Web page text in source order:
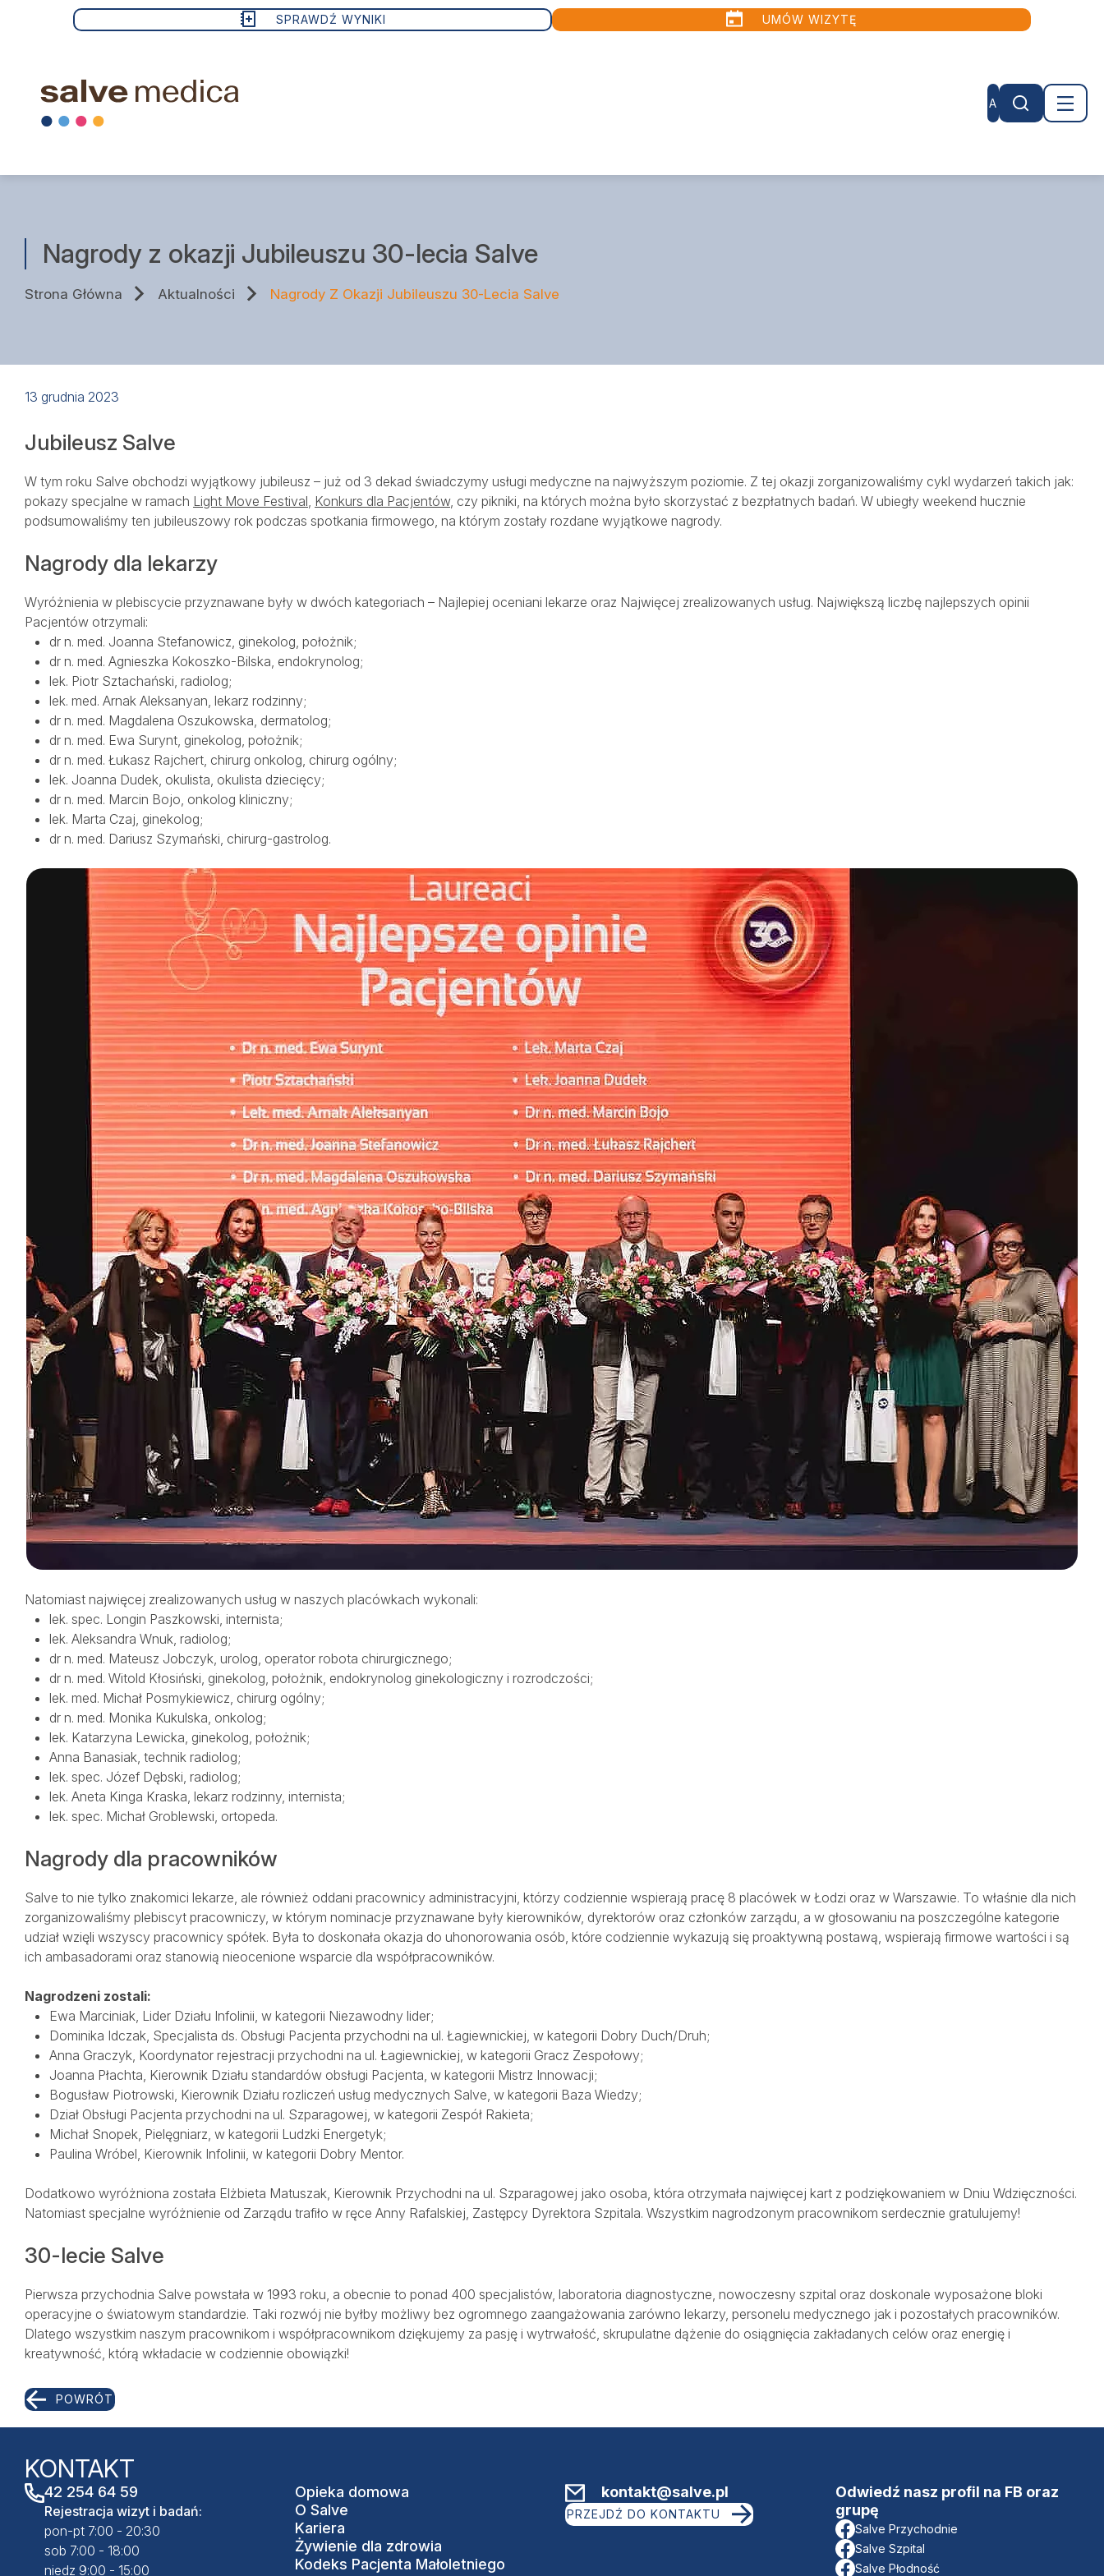
SPRAWDŹ WYNIKI UMÓW WIZYTĘ
A
Szpital
Porody
Dla firm
Przychodnie
Kontakt
SALVE MEDICA ŁÓDŹ
SALVE MEDICA WARSZAWA
Nagrody z okazji Jubileuszu 30-lecia Salve
Strona Główna Aktualności Nagrody Z Okazji Jubileuszu 30-Lecia Salve
13 grudnia 2023
Jubileusz Salve
W tym roku Salve obchodzi wyjątkowy jubileusz – już od 3 dekad świadczymy usługi medyczne na najwyższym poziomie. Z tej okazji zorganizowaliśmy cykl wydarzeń takich jak:
pokazy specjalne w ramach Light Move Festival, Konkurs dla Pacjentów, czy pikniki, na których można było skorzystać z bezpłatnych badań. W ubiegły weekend hucznie
podsumowaliśmy ten jubileuszowy rok podczas spotkania firmowego, na którym zostały rozdane wyjątkowe nagrody.
Nagrody dla lekarzy
Wyróżnienia w plebiscycie przyznawane były w dwóch kategoriach – Najlepiej oceniani lekarze oraz Najwięcej zrealizowanych usług. Największą liczbę najlepszych opinii
Pacjentów otrzymali:
dr n. med. Joanna Stefanowicz, ginekolog, położnik;
dr n. med. Agnieszka Kokoszko-Bilska, endokrynolog;
lek. Piotr Sztachański, radiolog;
lek. med. Arnak Aleksanyan, lekarz rodzinny;
dr n. med. Magdalena Oszukowska, dermatolog;
dr n. med. Ewa Surynt, ginekolog, położnik;
dr n. med. Łukasz Rajchert, chirurg onkolog, chirurg ogólny;
lek. Joanna Dudek, okulista, okulista dziecięcy;
dr n. med. Marcin Bojo, onkolog kliniczny;
lek. Marta Czaj, ginekolog;
dr n. med. Dariusz Szymański, chirurg-gastrolog.
Natomiast najwięcej zrealizowanych usług w naszych placówkach wykonali:
lek. spec. Longin Paszkowski, internista;
lek. Aleksandra Wnuk, radiolog;
dr n. med. Mateusz Jobczyk, urolog, operator robota chirurgicznego;
dr n. med. Witold Kłosiński, ginekolog, położnik, endokrynolog ginekologiczny i rozrodczości;
lek. med. Michał Posmykiewicz, chirurg ogólny;
dr n. med. Monika Kukulska, onkolog;
lek. Katarzyna Lewicka, ginekolog, położnik;
Anna Banasiak, technik radiolog;
lek. spec. Józef Dębski, radiolog;
lek. Aneta Kinga Kraska, lekarz rodzinny, internista;
lek. spec. Michał Groblewski, ortopeda.
Nagrody dla pracowników
Salve to nie tylko znakomici lekarze, ale również oddani pracownicy administracyjni, którzy codziennie wspierają pracę 8 placówek w Łodzi oraz w Warszawie. To właśnie dla nich
zorganizowaliśmy plebiscyt pracowniczy, w którym nominacje przyznawane były kierowników, dyrektorów oraz członków zarządu, a w głosowaniu na poszczególne kategorie
udział wzięli wszyscy pracownicy spółek. Była to doskonała okazja do uhonorowania osób, które codziennie wykazują się proaktywną postawą, wspierają firmowe wartości i są
ich ambasadorami oraz stanowią nieocenione wsparcie dla współpracowników.
Nagrodzeni zostali:
Ewa Marciniak, Lider Działu Infolinii, w kategorii Niezawodny lider;
Dominika Idczak, Specjalista ds. Obsługi Pacjenta przychodni na ul. Łagiewnickiej, w kategorii Dobry Duch/Druh;
Anna Graczyk, Koordynator rejestracji przychodni na ul. Łagiewnickiej, w kategorii Gracz Zespołowy;
Joanna Płachta, Kierownik Działu standardów obsługi Pacjenta, w kategorii Mistrz Innowacji;
Bogusław Piotrowski, Kierownik Działu rozliczeń usług medycznych Salve, w kategorii Baza Wiedzy;
Dział Obsługi Pacjenta przychodni na ul. Szparagowej, w kategorii Zespół Rakieta;
Michał Snopek, Pielęgniarz, w kategorii Ludzki Energetyk;
Paulina Wróbel, Kierownik Infolinii, w kategorii Dobry Mentor.
Dodatkowo wyróżniona została Elżbieta Matuszak, Kierownik Przychodni na ul. Szparagowej jako osoba, która otrzymała najwięcej kart z podziękowaniem w Dniu Wdzięczności.
Natomiast specjalne wyróżnienie od Zarządu trafiło w ręce Anny Rafalskiej, Zastępcy Dyrektora Szpitala. Wszystkim nagrodzonym pracownikom serdecznie gratulujemy!
30-lecie Salve
Pierwsza przychodnia Salve powstała w 1993 roku, a obecnie to ponad 400 specjalistów, laboratoria diagnostyczne, nowoczesny szpital oraz doskonale wyposażone bloki
operacyjne o światowym standardzie. Taki rozwój nie byłby możliwy bez ogromnego zaangażowania zarówno lekarzy, personelu medycznego jak i pozostałych pracowników.
Dlatego wszystkim naszym pracownikom i współpracownikom dziękujemy za pasję i wytrwałość, skrupulatne dążenie do osiągnięcia zakładanych celów oraz energię i
kreatywność, którą wkładacie w codziennie obowiązki!
POWRÓT
KONTAKT
42 254 64 59
Rejestracja wizyt i badań:
pon-pt 7:00 - 20:30
sob 7:00 - 18:00
niedz 9:00 - 15:00
Opieka domowa
O Salve
Kariera
Żywienie dla zdrowia
Kodeks Pacjenta Małoletniego
kontakt@salve.pl
PRZEJDŹ DO KONTAKTU
Odwiedź nasz profil na FB oraz
grupę
Salve Przychodnie
Salve Szpital
Salve Płodność